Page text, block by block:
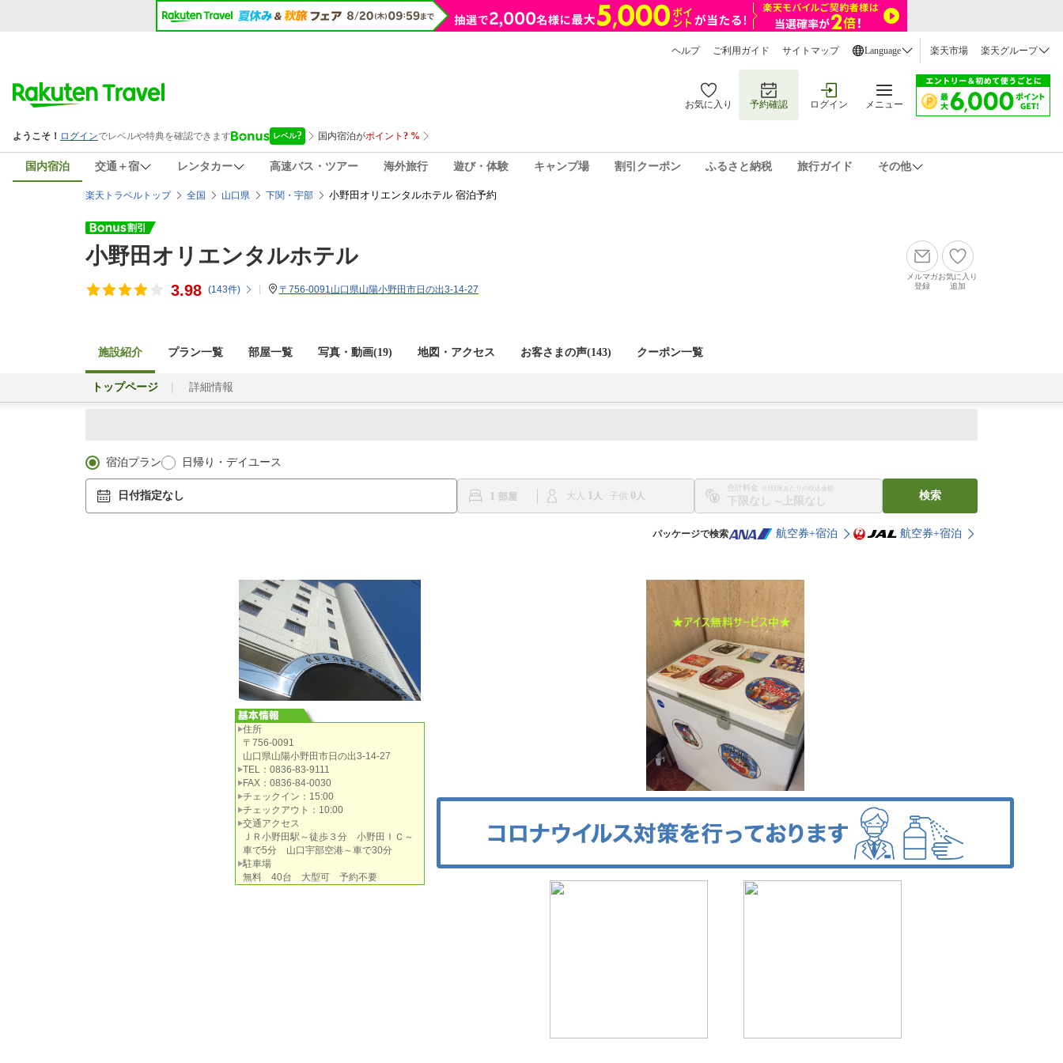
ヘルプ ご利用ガイド サイトマップ Language 楽天市場 楽天グループ
お気に入り 予約確認 ログイン メニュー
国内宿泊 交通＋宿 レンタカー 高速バス・ツアー 海外旅行 遊び・体験 キャンプ場 割引クーポン ふるさと納税 旅行ガイド その他
楽天トラベルトップ 全国 山口県 下関・宇部 小野田オリエンタルホテル 宿泊予約
小野田オリエンタルホテル
3.98 (143件) 〒756-0091山口県山陽小野田市日の出3-14-27
メルマガ
登録
お気に入り
追加
施設紹介 プラン一覧 部屋一覧 写真・動画(19) 地図・アクセス お客さまの声(143) クーポン一覧
トップページ 詳細情報
宿泊プラン 日帰り・デイユース
日付指定なし 1 大人 1 子供 0
合計料金 ※1部屋あたりの税込金額
〜
検索
パッケージで検索 航空券+宿泊 航空券+宿泊
住所
〒756-0091
山口県山陽小野田市日の出3-14-27
TEL：0836-83-9111
FAX：0836-84-0030
チェックイン：15:00
チェックアウト：10:00
交通アクセス
ＪＲ小野田駅～徒歩３分 小野田ＩＣ～
車で5分 山口宇部空港～車で30分
駐車場
無料 40台 大型可 予約不要